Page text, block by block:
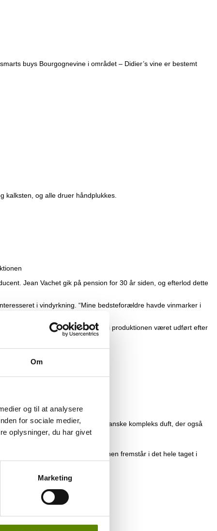
Om
og til at analysere
for sociale medier,
oplysninger, du har givet
Marketing
buys Bourgognevine i området – Didier’s vine er bestemt
kalksten, og alle druer håndplukkes.
Jean Vachet gik på pension for 30 år siden, og efterlod dette
i vindyrkning. “Mine bedsteforældre havde vinmarker i
Siden 2016 har alle elementer i produktionen været udført efter
hyldebær. En spændende og ganske kompleks duft, der også
er flot og præcis og flot afmålt. Vinen fremstår i det hele taget i